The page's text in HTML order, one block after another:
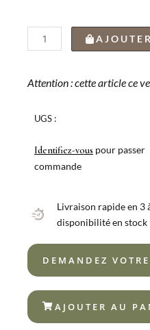
quantité
de
À
HQ
Attention : cette article ce
UGS :
Identifiez-vous pour passer
commande
Livraison rapide en 3
disponibilité en stock
DEMANDEZ
AJOUTER AU